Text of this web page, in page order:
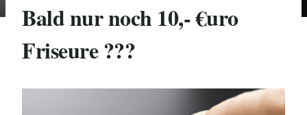
Bald nur noch 10,- €uro
Friseure ???